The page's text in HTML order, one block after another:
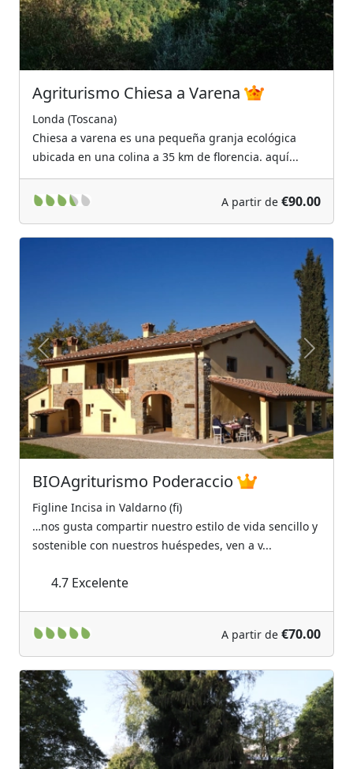
Agriturismo Chiesa a Varena
Londa (Toscana)
Chiesa a varena es una pequeña granja ecológica
ubicada en una colina a 35 km de florencia. aquí...
A partir de €90.00
Previous Next
BIOAgriturismo Poderaccio
Figline Incisa in Valdarno (fi)
…nos gusta compartir nuestro estilo de vida sencillo y
sostenible con nuestros huéspedes, ven a v...
4.7 Excelente
A partir de €70.00